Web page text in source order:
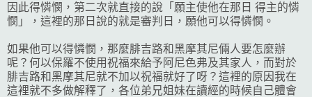
因此得憐憫，第二次就直接的說「願主使他在那日 得主的憐
憫」，這裡的那日說的就是審判日，願他可以得憐憫。
如果他可以得憐憫，那麼腓吉路和黑摩其尼倆人要怎麼辦
呢？何以保羅不使用祝福來給予阿尼色弗及其家人，而對於
腓吉路和黑摩其尼就不加以祝福就好了呀？這裡的原因我在
這裡就不多做解釋了，各位弟兄姐妹在讀經的時候自己體會